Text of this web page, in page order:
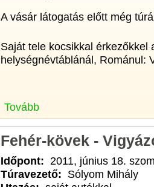
A vásár látogatás előtt még
Saját tele kocsikkal érkezőkkel
helységnévtáblánál, Románul:
Tovább
Fehér-kövek -
Időpont: 2011, június 18.
Túravezető: Sólyom Mihály